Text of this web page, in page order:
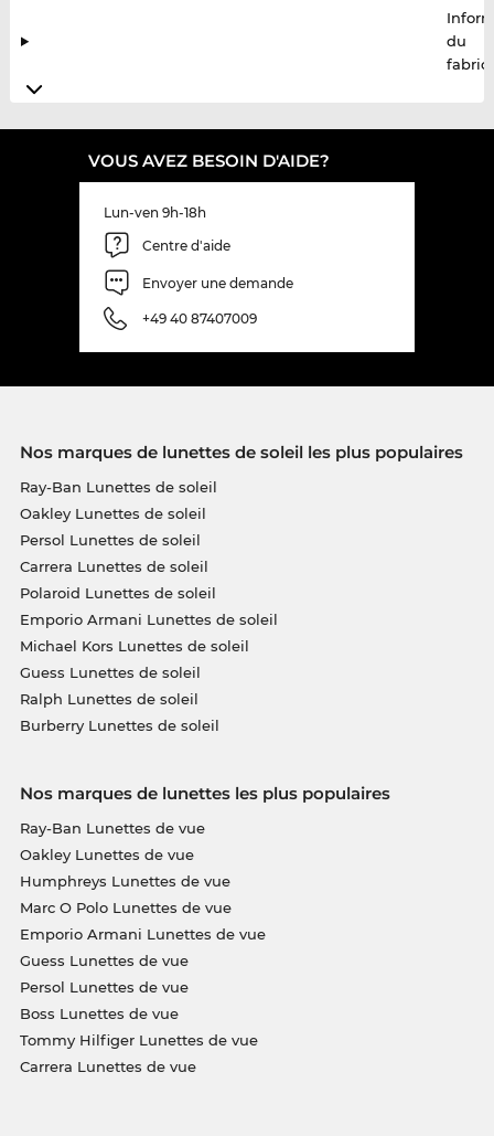
du
VOUS AVEZ BESOIN D'AIDE?
Lun-ven 9h-18h
Centre d'aide
Envoyer une demande
+49 40 87407009
Nos marques de lunettes de soleil les plus populaires
Ray-Ban Lunettes de soleil
Oakley Lunettes de soleil
Persol Lunettes de soleil
Carrera Lunettes de soleil
Polaroid Lunettes de soleil
Emporio Armani Lunettes de soleil
Michael Kors Lunettes de soleil
Guess Lunettes de soleil
Ralph Lunettes de soleil
Burberry Lunettes de soleil
Nos marques de lunettes les plus populaires
Ray-Ban Lunettes de vue
Oakley Lunettes de vue
Humphreys Lunettes de vue
Marc O Polo Lunettes de vue
Emporio Armani Lunettes de vue
Guess Lunettes de vue
Persol Lunettes de vue
Boss Lunettes de vue
Tommy Hilfiger Lunettes de vue
Carrera Lunettes de vue